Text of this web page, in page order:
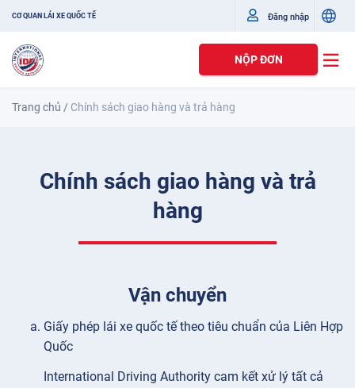
CƠ QUAN LÁI XE QUỐC TẾ Đăng nhập
NỘP ĐƠN
Trang chủ / Chính sách giao hàng và trả hàng
Chính sách giao hàng và trả
hàng
Vận chuyển
Giấy phép lái xe quốc tế theo tiêu chuẩn của Liên Hợp
Quốc
International Driving Authority cam kết xử lý tất cả